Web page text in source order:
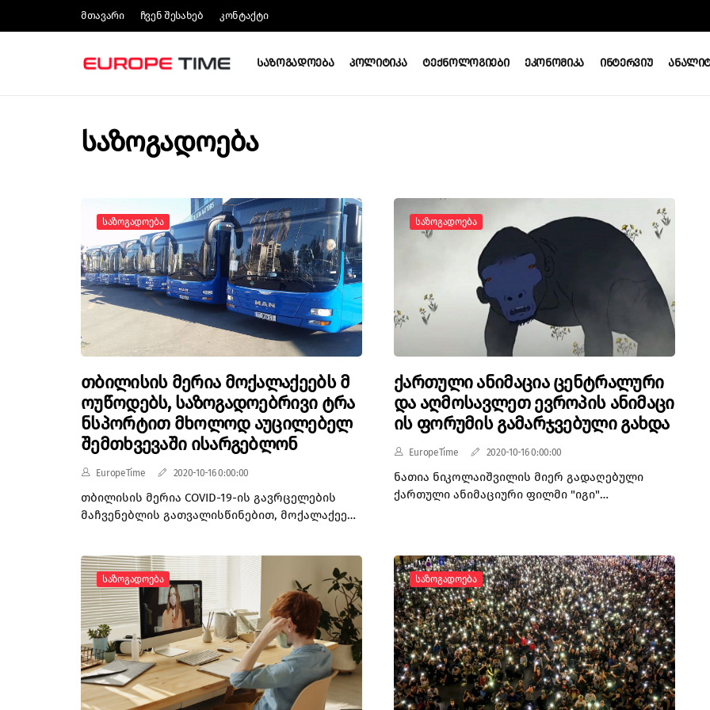
Მთავარი Ჩვენ Შესახებ Კონტაქტი
Საზოგადოება Პოლიტიკა Ტექნოლოგიები Ეკონომიკა Ინტერვიუ
საზოგადოება
Საზოგადოება
თბილისის მერია მოქალაქეებს მ
ოუწოდებს, საზოგადოებრივი ტრა
ნსპორტით მხოლოდ აუცილებელ
შემთხვევაში ისარგებლონ
EuropeTime 2020-10-16 0:00:00
თბილისის მერია COVID-19-ის გავრცელების
მაჩვენებლის გათვალისწინებით, მოქალაქეებს
აუცილებელი მგზავრობისთვის და დაიცვან
უსაფრთხოების ყველა წესი. ვირუსის
გავრცელების წინააღმდეგ მიმართული
რეკომენდაციების შესრულებას ტრანსპორტში
შსს-ც ზედამხედველობს. თბილისის ვიცე-
მერის ირაკლი ხმალაძის განცხადებით,
მეტროს სადგურების შესასვლელებთან
საპატრულო პოლიციის თანამშრომლები
მოქალაქეებს პირბადეების გამოყენებას
Საზოგადოება
ქართული ანიმაცია ცენტრალური
და აღმოსავლეთ ევროპის ანიმაცი
ის ფორუმის გამარჯვებული გახდა
EuropeTime 2020-10-16 0:00:00
ნათია ნიკოლაიშვილის მიერ გადაღებული
ქართული ანიმაციური ფილმი "იგი"
სახელწოდების მოთხრობის ეკრანიზაციაა.
ფილმის პროდიუსერი ვლადიმერ კაჭარავაა.
საერთაშორისო ჟიურიმ ის სამ სხვა
პროექტთან ერთად 28 ანიმაციიდან ამოარჩია.
პოპულარული მოთხრობა პირველად 1977 წელს
ჟურნალ ცისკარში დაიბეჭდა.
Საზოგადოება Საზოგადოება